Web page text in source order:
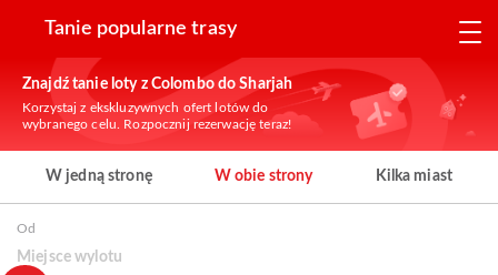
Tanie popularne trasy
Znajdź tanie loty z Colombo do Sharjah
Korzystaj z ekskluzywnych ofert lotów do
wybranego celu. Rozpocznij rezerwację teraz!
W jedną stronę W obie strony Kilka miast
Od
Miejsce wylotu